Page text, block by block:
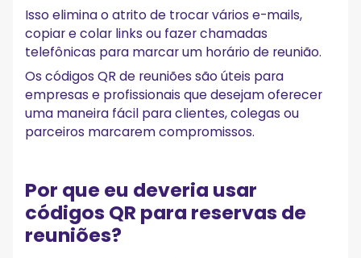
Isso elimina o atrito de trocar vários e-mails,
copiar e colar links ou fazer chamadas
telefônicas para marcar um horário de reunião.
Os códigos QR de reuniões são úteis para
empresas e profissionais que desejam oferecer
uma maneira fácil para clientes, colegas ou
parceiros marcarem compromissos.
Por que eu deveria usar
códigos QR para reservas de
reuniões?